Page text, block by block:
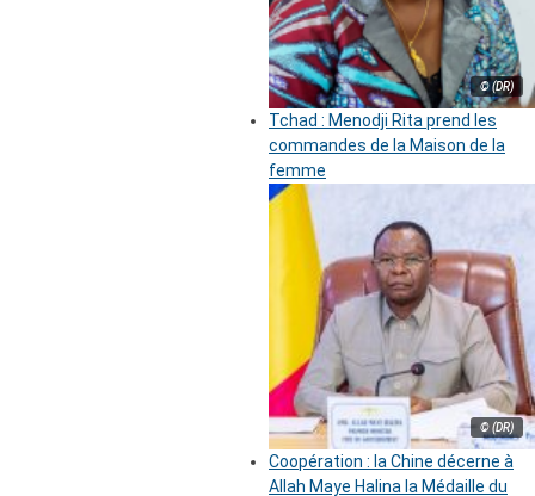
© (DR)
Tchad : Menodji Rita prend les
commandes de la Maison de la
femme
© (DR)
Coopération : la Chine décerne à
Allah Maye Halina la Médaille du